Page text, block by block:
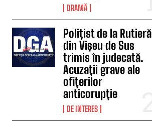
DRAMĂ
Polițist de la Rutieră
din Vișeu de Sus
trimis în judecată.
Acuzații grave ale
ofițerilor
anticorupție
DE INTERES